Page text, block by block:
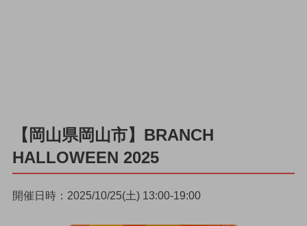
【岡山県岡山市】BRANCH
HALLOWEEN 2025
開催日時：2025/10/25(土) 13:00-19:00